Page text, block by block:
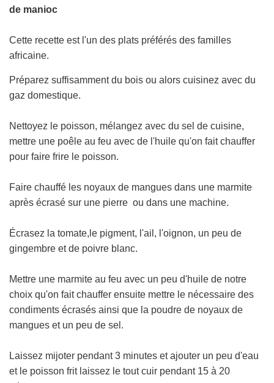
de manioc
Cette recette est l'un des plats préférés des familles
africaine.
Préparez suffisamment du bois ou alors cuisinez avec du
gaz domestique.
Nettoyez le poisson, mélangez avec du sel de cuisine,
mettre une poêle au feu avec de l'huile qu'on fait chauffer
pour faire frire le poisson.
Faire chauffé les noyaux de mangues dans une marmite
après écrasé sur une pierre ou dans une machine.
Écrasez la tomate,le pigment, l'ail, l'oignon, un peu de
gingembre et de poivre blanc.
Mettre une marmite au feu avec un peu d'huile de notre
choix qu'on fait chauffer ensuite mettre le nécessaire des
condiments écrasés ainsi que la poudre de noyaux de
mangues et un peu de sel.
Laissez mijoter pendant 3 minutes et ajouter un peu d'eau
et le poisson frit laissez le tout cuir pendant 15 à 20